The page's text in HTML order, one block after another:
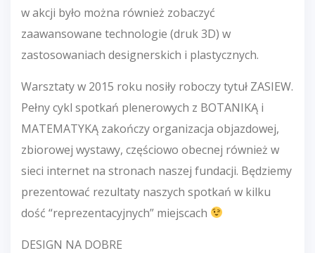
w akcji było można również zobaczyć
zaawansowane technologie (druk 3D) w
zastosowaniach designerskich i plastycznych.
Warsztaty w 2015 roku nosiły roboczy tytuł ZASIEW.
Pełny cykl spotkań plenerowych z BOTANIKĄ i
MATEMATYKĄ zakończy organizacja objazdowej,
zbiorowej wystawy, częściowo obecnej również w
sieci internet na stronach naszej fundacji. Będziemy
prezentować rezultaty naszych spotkań w kilku
dość “reprezentacyjnych” miejscach
DESIGN NA DOBRE